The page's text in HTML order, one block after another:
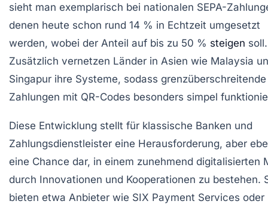
sieht man exemplarisch bei nationalen SEPA-
denen heute schon rund 14 % in Echtzeit umgesetzt
werden, wobei der Anteil auf bis zu 50 % steigen soll.
Zusätzlich vernetzen Länder in Asien wie Malaysia
Singapur ihre Systeme, sodass grenzüberschreitende
Zahlungen mit QR-Codes besonders simpel
Diese Entwicklung stellt für klassische Banken und
Zahlungsdienstleister eine Herausforderung, aber
eine Chance dar, in einem zunehmend digitalisierten
durch Innovationen und Kooperationen zu bestehen.
bieten etwa Anbieter wie SIX Payment Services oder